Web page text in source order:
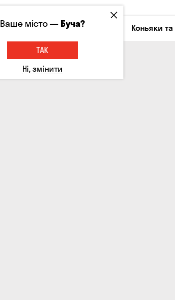
Соджу Лікери та настоянки Коньяки
Ваше місто —Буча?
ТАК
Ні, змінити